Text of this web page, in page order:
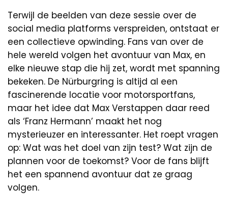
Terwijl de beelden van deze sessie over de
social media platforms verspreiden, ontstaat er
een collectieve opwinding. Fans van over de
hele wereld volgen het avontuur van Max, en
elke nieuwe stap die hij zet, wordt met spanning
bekeken. De Nürburgring is altijd al een
fascinerende locatie voor motorsportfans,
maar het idee dat Max Verstappen daar reed
als ‘Franz Hermann’ maakt het nog
mysterieuzer en interessanter. Het roept vragen
op: Wat was het doel van zijn test? Wat zijn de
plannen voor de toekomst? Voor de fans blijft
het een spannend avontuur dat ze graag
volgen.